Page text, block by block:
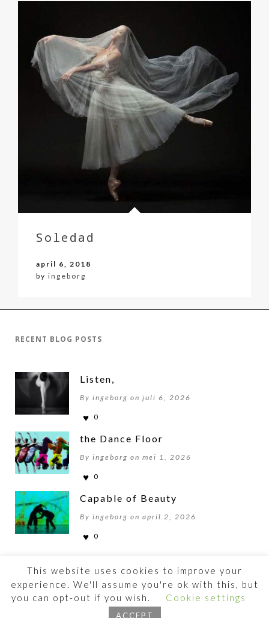
Soledad
april 6, 2018
by ingeborg
RECENT BLOG POSTS
Listen,
By ingeborg on juli 6, 2026
0
the Dance Floor
By ingeborg on mei 1, 2026
0
Capable of Beauty
By ingeborg on april 2, 2026
0
©2026 BEWOGENBEWEGEN
This website uses cookies to improve your
experience. We'll assume you're ok with this, but
you can opt-out if you wish.
Cookie settings
ACCEPT